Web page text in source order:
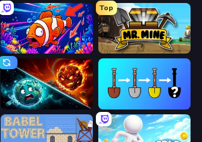
Fish Catch Idle
Top
Mr. Mine
PlanetCrush 2